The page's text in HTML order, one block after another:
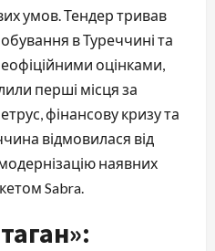
умов. Тендер тривав
в Туреччині та
оцінками,
перші місця за
фінансову кризу та
відмовилася від
наявних
Sabra.